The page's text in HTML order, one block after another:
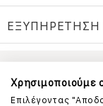
ΕΞΥΠΗΡΕΤΗΣΗ
Χρησιμοποιούμε
Επιλέγοντας